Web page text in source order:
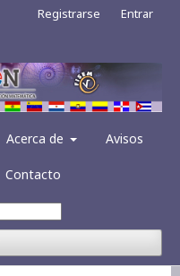
Acerca de Avisos
Contacto
Registrarse Entrar